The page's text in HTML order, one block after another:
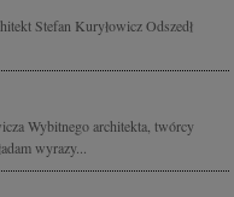
Stefan Kuryłowicz Odszedł
Wybitnego architekta, twórcy
wyrazy...